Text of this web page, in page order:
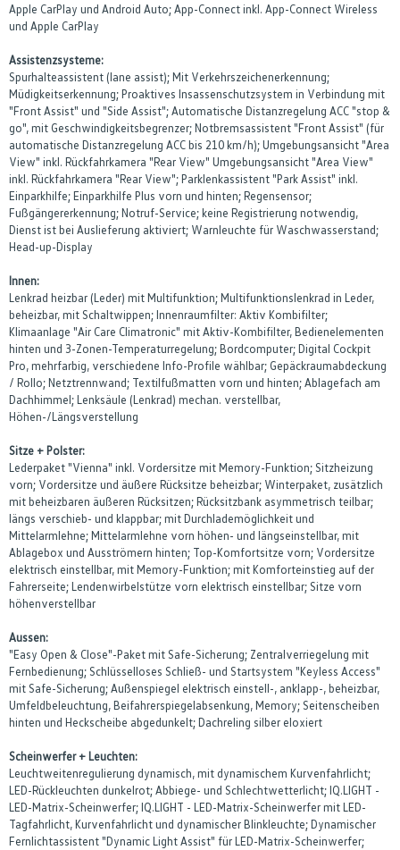
Apple CarPlay und Android Auto; App-Connect inkl. App-Connect Wireless
und Apple CarPlay
Assistenzsysteme:
Spurhalteassistent (lane assist); Mit Verkehrszeichenerkennung;
Müdigkeitserkennung; Proaktives Insassenschutzsystem in Verbindung mit
"Front Assist" und "Side Assist"; Automatische Distanzregelung ACC "stop &
go", mit Geschwindigkeitsbegrenzer; Notbremsassistent "Front Assist" (für
automatische Distanzregelung ACC bis 210 km/h); Umgebungsansicht "Area
View" inkl. Rückfahrkamera "Rear View" Umgebungsansicht "Area View"
inkl. Rückfahrkamera "Rear View"; Parklenkassistent "Park Assist" inkl.
Einparkhilfe; Einparkhilfe Plus vorn und hinten; Regensensor;
Fußgängererkennung; Notruf-Service; keine Registrierung notwendig,
Dienst ist bei Auslieferung aktiviert; Warnleuchte für Waschwasserstand;
Head-up-Display
Innen:
Lenkrad heizbar (Leder) mit Multifunktion; Multifunktionslenkrad in Leder,
beheizbar, mit Schaltwippen; Innenraumfilter: Aktiv Kombifilter;
Klimaanlage "Air Care Climatronic" mit Aktiv-Kombifilter, Bedienelementen
hinten und 3-Zonen-Temperaturregelung; Bordcomputer; Digital Cockpit
Pro, mehrfarbig, verschiedene Info-Profile wählbar; Gepäckraumabdeckung
/ Rollo; Netztrennwand; Textilfußmatten vorn und hinten; Ablagefach am
Dachhimmel; Lenksäule (Lenkrad) mechan. verstellbar,
Höhen-/Längsverstellung
Sitze + Polster:
Lederpaket "Vienna" inkl. Vordersitze mit Memory-Funktion; Sitzheizung
vorn; Vordersitze und äußere Rücksitze beheizbar; Winterpaket, zusätzlich
mit beheizbaren äußeren Rücksitzen; Rücksitzbank asymmetrisch teilbar;
längs verschieb- und klappbar; mit Durchlademöglichkeit und
Mittelarmlehne; Mittelarmlehne vorn höhen- und längseinstellbar, mit
Ablagebox und Ausströmern hinten; Top-Komfortsitze vorn; Vordersitze
elektrisch einstellbar, mit Memory-Funktion; mit Komforteinstieg auf der
Fahrerseite; Lendenwirbelstütze vorn elektrisch einstellbar; Sitze vorn
höhenverstellbar
Aussen:
"Easy Open & Close"-Paket mit Safe-Sicherung; Zentralverriegelung mit
Fernbedienung; Schlüsselloses Schließ- und Startsystem "Keyless Access"
mit Safe-Sicherung; Außenspiegel elektrisch einstell-, anklapp-, beheizbar,
Umfeldbeleuchtung, Beifahrerspiegelabsenkung, Memory; Seitenscheiben
hinten und Heckscheibe abgedunkelt; Dachreling silber eloxiert
Scheinwerfer + Leuchten:
Leuchtweitenregulierung dynamisch, mit dynamischem Kurvenfahrlicht;
LED-Rückleuchten dunkelrot; Abbiege- und Schlechtwetterlicht; IQ.LIGHT -
LED-Matrix-Scheinwerfer; IQ.LIGHT - LED-Matrix-Scheinwerfer mit LED-
Tagfahrlicht, Kurvenfahrlicht und dynamischer Blinkleuchte; Dynamischer
Fernlichtassistent "Dynamic Light Assist" für LED-Matrix-Scheinwerfer;